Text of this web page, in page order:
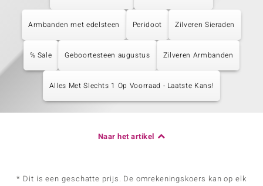
Armbanden met edelsteen Peridoot Zilveren Sieraden
% Sale Geboortesteen augustus Zilveren Armbanden
Alles Met Slechts 1 Op Voorraad - Laatste Kans!
Naar het artikel
* Dit is een geschatte prijs. De omrekeningskoers kan op elk